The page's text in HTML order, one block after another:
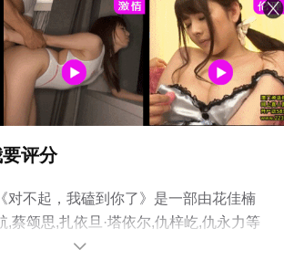
评分
对不起，我磕到你了》是一部由花佳楠
,蔡颂思,扎依旦·塔依尔,仇梓屹,仇永力等
国大陆电视剧，大结局剧情已揭晓（1-1
